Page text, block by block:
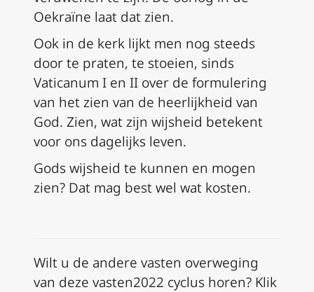
Oekraïne laat dat zien.
Ook in de kerk lijkt men nog steeds
door te praten, te stoeien, sinds
Vaticanum I en II over de formulering
van het zien van de heerlijkheid van
God. Zien, wat zijn wijsheid betekent
voor ons dagelijks leven.
Gods wijsheid te kunnen en mogen
zien? Dat mag best wel wat kosten.
Wilt u de andere vasten overweging
van deze vasten2022 cyclus horen? Klik